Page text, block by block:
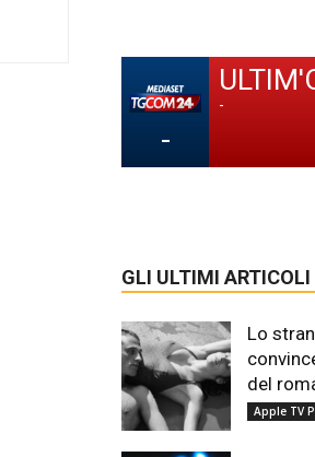
-
-
GLI ULTIMI ARTICOLI
Lo
del
Apple TV